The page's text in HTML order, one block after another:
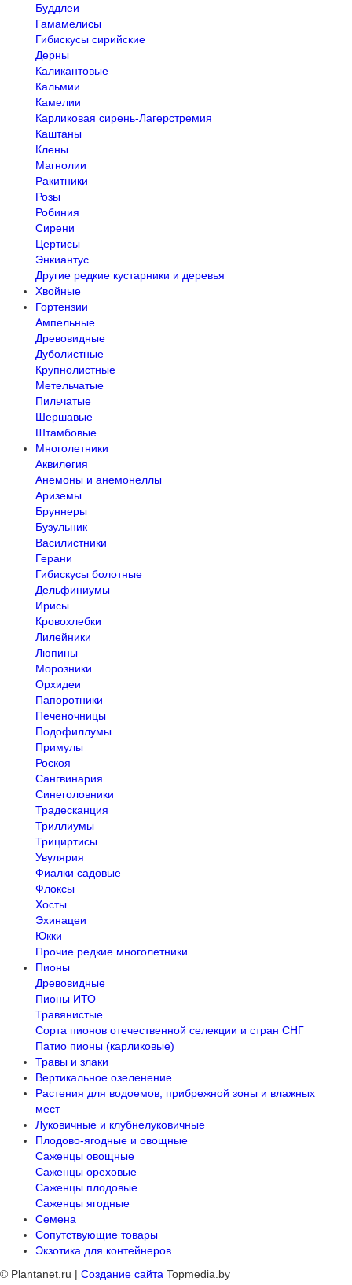
Буддлеи
Гамамелисы
Гибискусы сирийские
Дерны
Каликантовые
Кальмии
Камелии
Карликовая сирень-Лагерстремия
Каштаны
Клены
Магнолии
Ракитники
Розы
Робиния
Сирени
Цертисы
Энкиантус
Другие редкие кустарники и деревья
Хвойные
Гортензии
Ампельные
Древовидные
Дуболистные
Крупнолистные
Метельчатые
Пильчатые
Шершавые
Штамбовые
Многолетники
Аквилегия
Анемоны и анемонеллы
Ариземы
Бруннеры
Бузульник
Василистники
Герани
Гибискусы болотные
Дельфиниумы
Ирисы
Кровохлебки
Лилейники
Люпины
Морозники
Орхидеи
Папоротники
Печеночницы
Подофиллумы
Примулы
Роскоя
Сангвинария
Синеголовники
Традесканция
Триллиумы
Трициртисы
Увулярия
Фиалки садовые
Флоксы
Хосты
Эхинацеи
Юкки
Прочие редкие многолетники
Пионы
Древовидные
Пионы ИТО
Травянистые
Сорта пионов отечественной селекции и стран СНГ
Патио пионы (карликовые)
Травы и злаки
Вертикальное озеленение
Растения для водоемов, прибрежной зоны и влажных
мест
Луковичные и клубнелуковичные
Плодово-ягодные и овощные
Саженцы овощные
Саженцы ореховые
Саженцы плодовые
Саженцы ягодные
Семена
Сопутствующие товары
Экзотика для контейнеров
© Plantanet.ru | Создание сайта Topmedia.by